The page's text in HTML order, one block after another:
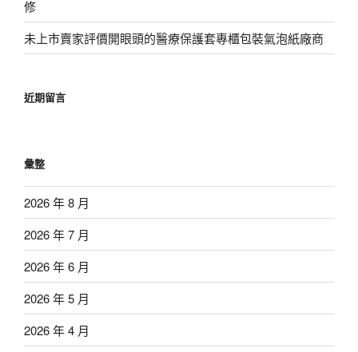
修
未上市賣家評價開眼頭的醫療保護套專櫃包裝氣泡紙廠商
近期留言
彙整
2026 年 8 月
2026 年 7 月
2026 年 6 月
2026 年 5 月
2026 年 4 月